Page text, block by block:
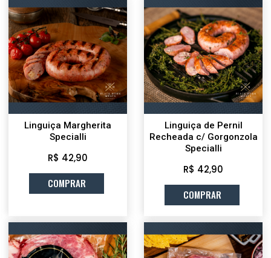
Linguiça Margherita
Specialli
R$ 42,90
COMPRAR
Linguiça de Pernil
Recheada c/ Gorgonzola
Specialli
R$ 42,90
COMPRAR